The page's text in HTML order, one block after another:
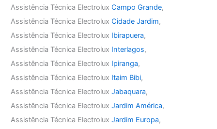
Assistência Técnica ElectroluxCampo Grande,
Assistência Técnica ElectroluxCidade Jardim,
Assistência Técnica Electrolux Ibirapuera,
Assistência Técnica Electrolux Interlagos,
Assistência Técnica Electrolux Ipiranga,
Assistência Técnica Electrolux Itaim Bibi,
Assistência Técnica ElectroluxJabaquara,
Assistência Técnica ElectroluxJardim América,
Assistência Técnica ElectroluxJardim Europa,